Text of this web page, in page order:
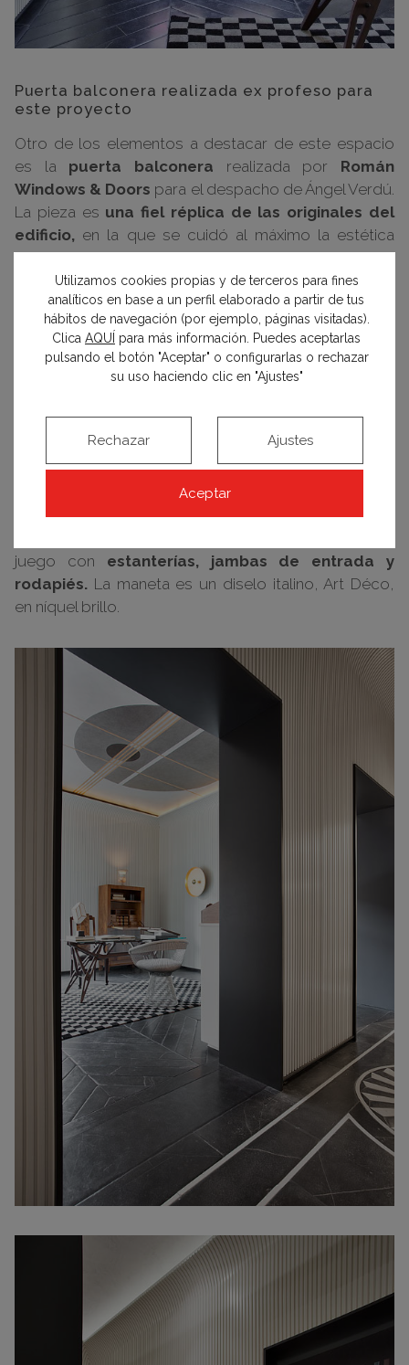
Puerta balconera realizada ex profeso para
este proyecto
Otro de los elementos a destacar de este espacio
es la puerta balconera realizada por Román
Windows & Doors para el despacho de Ángel Verdú.
La pieza es una fiel réplica de las originales del
edificio, en la que se cuidó al máximo la estética
para que se adaptara con elegancia a las fachadas
de los edificios del barrio de Salamanca de Madrid.
Además, incorporabasoluciones innovadoras
como eltriple acristalamientopara un buen
aislamiento térmico y acústico.
moldura clásicaen la parte superior ycuarterones
de madera macizaen la inferior. Se lacóa dos
por el exterior, para respetar la
estética del edificio; y en un tono «Tanner’s Brown»
juego con estanterías, jambas de entrada y
rodapiés. La maneta es un diselo italino, Art Déco,
en níquel brillo.
Utilizamos cookies propias y de terceros para fines
analíticos en base a un perfil elaborado a partir de tus
hábitos de navegación (por ejemplo, páginas visitadas).
Clica AQUÍ para más información. Puedes aceptarlas
pulsando el botón "Aceptar" o configurarlas o rechazar
su uso haciendo clic en "Ajustes"
Aceptar
Rechazar Ajustes